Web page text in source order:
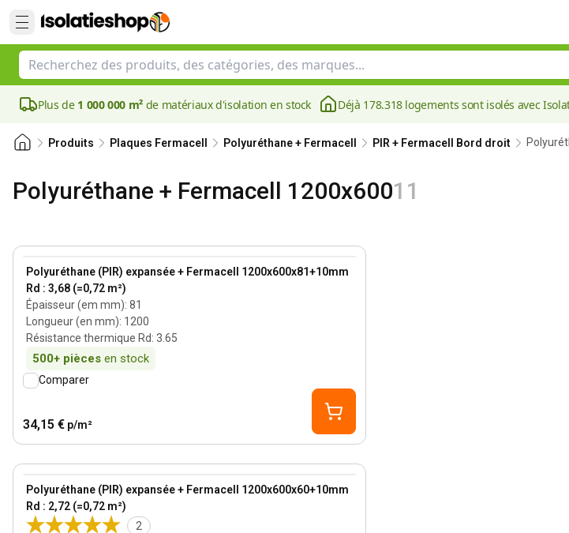
Plus de 1 000 000 m² de matériaux d'isolation en stock Déjà 178.318 logements sont isolés avec
Produits Plaques Fermacell Polyuréthane + Fermacell PIR + Fermacell Bord droit
Polyuréthane + Fermacell 1200x60011
Polyuréthane (PIR) expansée + Fermacell 1200x600x81+10mm
Rd : 3,68 (=0,72 m²)
Épaisseur (em mm): 81
Longueur (en mm): 1200
Résistance thermique Rd: 3.65
500+ pièces en stock
View product
Comparer
34,15 € p/m²
Polyuréthane (PIR) expansée + Fermacell 1200x600x60+10mm
Rd : 2,72 (=0,72 m²)
2
View product